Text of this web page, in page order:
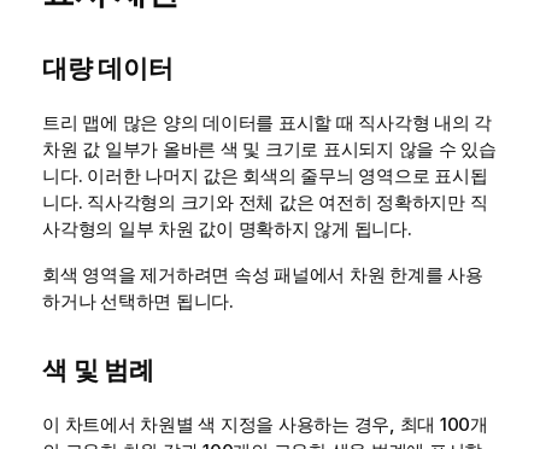
대량 데이터
트리 맵에 많은 양의 데이터를 표시할 때 직사각형 내의 각
차원 값 일부가 올바른 색 및 크기로 표시되지 않을 수 있습
니다. 이러한 나머지 값은 회색의 줄무늬 영역으로 표시됩
니다. 직사각형의 크기와 전체 값은 여전히 정확하지만 직
사각형의 일부 차원 값이 명확하지 않게 됩니다.
회색 영역을 제거하려면 속성 패널에서 차원 한계를 사용
하거나 선택하면 됩니다.
색 및 범례
이 차트에서 차원별 색 지정을 사용하는 경우, 최대 100개